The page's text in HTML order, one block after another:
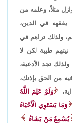
مثلاً، وعلمه من
يفقهه في الدين،
ولذلك تراهم في
طيبة لكن لا
تجد الأدعية،
من الحق بإذنك،
وَلَوْ عَلِمَ اللَّهُ
وَمَا يَسْتَوِي الْأَحْيَاءُ
يُسْمِعُ مَنْ يَشَاءُ